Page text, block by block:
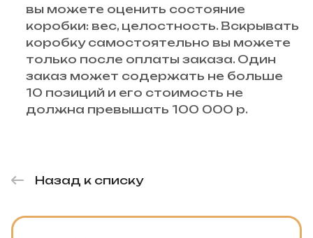
вы можете оценить состояние
коробки: вес, целостность. Вскрывать
коробку самостоятельно вы можете
только после оплаты заказа. Один
заказ может содержать не больше
10 позиций и его стоимость не
должна превышать 100 000 р.
Назад к списку